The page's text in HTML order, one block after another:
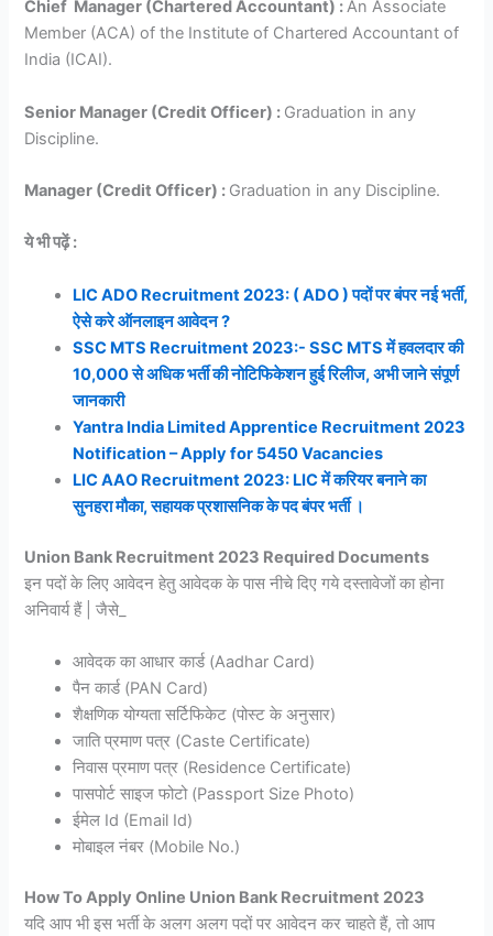
Chief Manager (Chartered Accountant) :An Associate
Member (ACA) of the Institute of Chartered Accountant of
India (ICAI).
Senior Manager (Credit Officer) : Graduation in any
Discipline.
Manager (Credit Officer) : Graduation in any Discipline.
ये भी पढ़ें :
LIC ADO Recruitment 2023: ( ADO ) पदों पर बंपर नई भर्ती,
ऐसे करे ऑनलाइन आवेदन ?
SSC MTS Recruitment 2023:- SSC MTS में हवलदार की
10,000 से अधिक भर्ती की नोटिफिकेशन हुई रिलीज, अभी जाने संपूर्ण
जानकारी
Yantra India Limited Apprentice Recruitment 2023
Notification – Apply for 5450 Vacancies
LIC AAO Recruitment 2023: LIC में करियर बनाने का
सुनहरा मौका, सहायक प्रशासनिक के पद बंपर भर्ती ।
Union Bank Recruitment 2023 Required Documents
इन पदों के लिए आवेदन हेतु आवेदक के पास नीचे दिए गये दस्तावेजों का होना
अनिवार्य हैं | जैसे_
आवेदक का आधार कार्ड (Aadhar Card)
पैन कार्ड (PAN Card)
शैक्षणिक योग्यता सर्टिफिकेट (पोस्ट के अनुसार)
जाति प्रमाण पत्र (Caste Certificate)
निवास प्रमाण पत्र (Residence Certificate)
पासपोर्ट साइज फोटो (Passport Size Photo)
ईमेल Id (Email Id)
मोबाइल नंबर (Mobile No.)
How To Apply Online Union Bank Recruitment 2023
यदि आप भी इस भर्ती के अलग अलग पदों पर आवेदन कर चाहते हैं, तो आप